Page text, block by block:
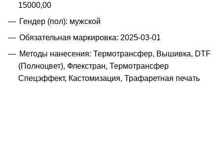
15000,00
Гендер (пол): мужской
Обязательная маркировка: 2025-03-01
Методы нанесения: Термотрансфер, Вышивка, DTF
(Полноцвет), Флекстран, Термотрансфер
Спецэффект, Кастомизация, Трафаретная печать